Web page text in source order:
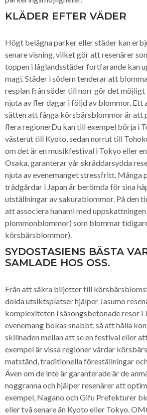
KLÄDER EFTER VÄDER
Högt belägna parker eller städer kan
senare visning, vilket gör att resenärer
toppen i låglandsstäder fortfarande kan
magi. Städer i södern tenderar att
resplan från söder till norr gör det
njuta av fler dagar i följd av blommor. Ett
sätten att fånga körsbärsblommor är att
flera regionerDu kan till exempel börja i
västerut till Kyoto, sedan norrut till
om det är en musikfestival i Tokyo eller
Osaka, garanterar vår skräddarsydda
njuta av evenemanget stressfritt. Många
trädgårdar i Japan är berömda för sina
utställningar av sakurablommor. På den
att associera hanami med uppskattningen
plommonblommor) som blommar
körsbärsblommor).
SYDOSTASIENS BÄSTA
SAMLADE HOS OSS.
Från att säkra biljetter till
dolda utsiktsplatser hjälper Jasumo
komplexiteten i säsongsbetonade resor i
evenemang bokas snabbt, så att hålla
skillnaden mellan att se en festival eller
exempel är vissa regioner värdar
matstånd, traditionella föreställningar
Även om de inte är garanterade är de
noggranna och hjälper resenärer att
exempel, Nagano och Gifu Prefekturer
eller två senare än Kyoto eller Tokyo.